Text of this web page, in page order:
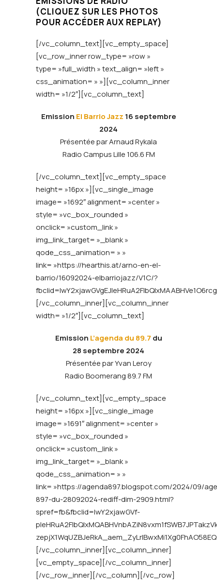
(CLIQUEZ SUR LES PHOTOS
POUR ACCÉDER AUX REPLAY)
[/vc_column_text][vc_empty_space]
[vc_row_inner row_type= »row »
type= »full_width » text_align= »left »
css_animation= » »][vc_column_inner
width= »1/2″][vc_column_text]
Emission El Barrio Jazz 16 septembre
2024
Présentée par Arnaud Rykala
Radio Campus Lille 106.6 FM
[/vc_column_text][vc_empty_space
height= »16px »][vc_single_image
image= »1692″ alignment= »center »
style= »vc_box_rounded »
onclick= »custom_link »
img_link_target= »_blank »
qode_css_animation= » »
link= »https://hearthis.at/arno-en-el-
barrio/16092024-elbarriojazz/V1C/?
[/vc_column_inner][vc_column_inner
width= »1/2″][vc_column_text]
Emission L’agenda du 89.7 du
28 septembre 2024
Présentée par Yvan Leroy
Radio Boomerang 89.7 FM
[/vc_column_text][vc_empty_space
height= »16px »][vc_single_image
image= »1691″ alignment= »center »
style= »vc_box_rounded »
onclick= »custom_link »
img_link_target= »_blank »
qode_css_animation= » »
link= »https://agenda897.blogspot.com/2024/09/
897-du-28092024-rediff-dim-2909.html?
spref=fb&fbclid=IwY2xjawGVf-
[/vc_column_inner][vc_column_inner]
[vc_empty_space][/vc_column_inner]
[/vc_row_inner][/vc_column][/vc_row]